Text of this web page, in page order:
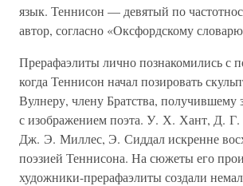
язык. Теннисон — девятый по
автор, согласно «Оксфордскому
Прерафаэлиты лично познакомились с
когда Теннисон начал позировать
Вулнеру, члену Братства, получившему
с изображением поэта. У. Х. Хант, Д. Г.
Дж. Э. Миллес, Э. Сиддал искренне
поэзией Теннисона. На сюжеты его
художники-прерафаэлиты создали